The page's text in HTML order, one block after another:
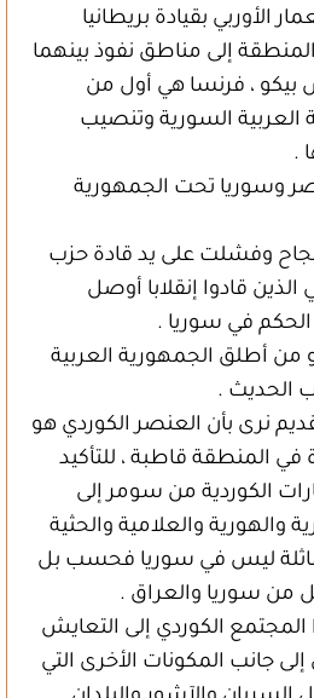
الأوربي بقيادة بريطانيا
إلى مناطق نفوذ بينهما
، فرنسا هي أول من
السورية وتنصيب
.
وسوريا تحت الجمهورية
وفشلت على يد قادة حزب
قادوا إنقلابا أوصل
في سوريا .
من أطلق الجمهورية العربية
الحديث .
نرى بأن العنصر الكوردي هو
في المنطقة قاطبة ، للتأكيد
الكوردية من سومر إلى
والهورية والعلامية والحثية
ليس في سوريا فحسب بل
من سوريا والعراق .
الكوردي إلى التعايش
إلى جانب المكونات الأخرى التي